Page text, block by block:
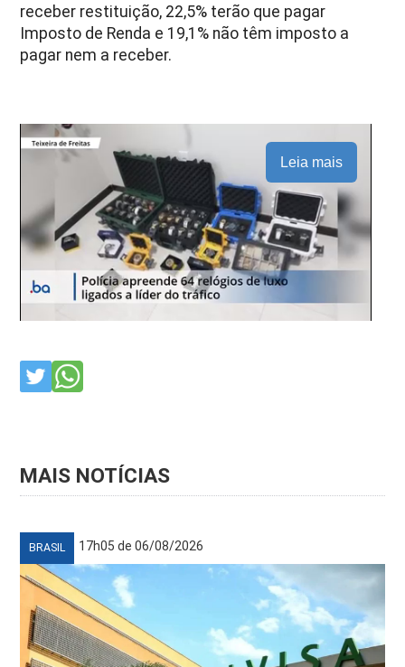
receber restituição, 22,5% terão que pagar
Imposto de Renda e 19,1% não têm imposto a
pagar nem a receber.
Leia mais
MAIS NOTÍCIAS
BRASIL 17h05 de 06/08/2026